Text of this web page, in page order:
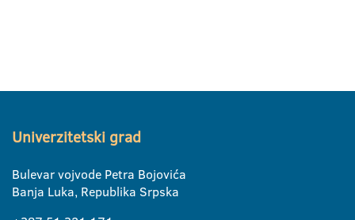
Univerzitetski grad
Bulevar vojvode Petra Bojovića
Banja Luka, Republika Srpska